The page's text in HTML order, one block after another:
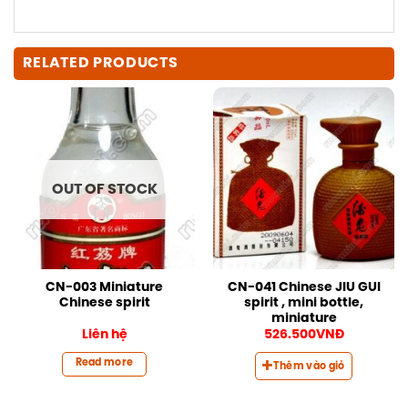
RELATED PRODUCTS
OUT OF STOCK
CN-003 Miniature
Chinese spirit
Liên hệ
Read more
CN-041 Chinese JIU GUI
spirit , mini bottle,
miniature
526.500VNĐ
Thêm vào giỏ